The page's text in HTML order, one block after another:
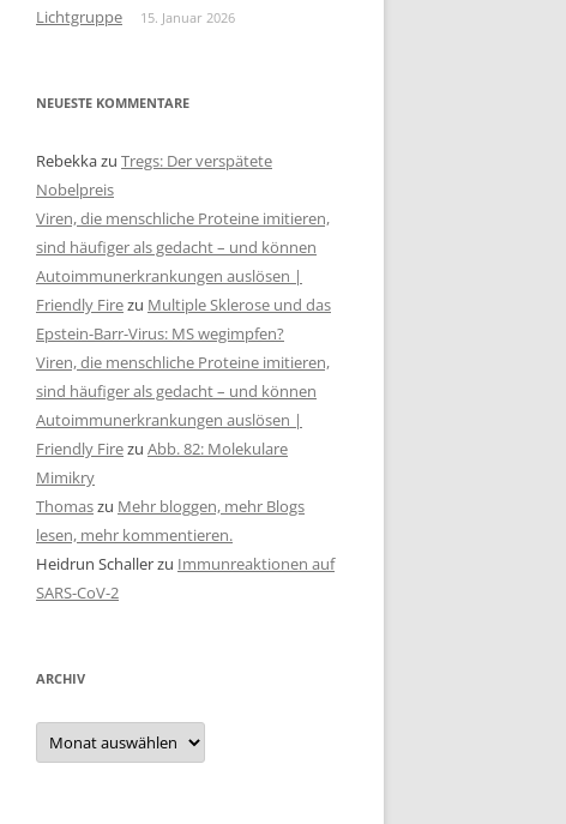
Lichtgruppe 15. Januar 2026
NEUESTE KOMMENTARE
Rebekkazu Tregs: Der verspätete
Nobelpreis
Viren, die menschliche Proteine imitieren,
sind häufiger als gedacht – und können
Autoimmunerkrankungen auslösen |
Friendly Firezu Multiple Sklerose und das
Epstein-Barr-Virus: MS wegimpfen?
Viren, die menschliche Proteine imitieren,
sind häufiger als gedacht – und können
Autoimmunerkrankungen auslösen |
Friendly Firezu Abb. 82: Molekulare
Mimikry
Thomaszu Mehr bloggen, mehr Blogs
lesen, mehr kommentieren.
Heidrun Schallerzu Immunreaktionen auf
SARS-CoV-2
ARCHIV
Archiv